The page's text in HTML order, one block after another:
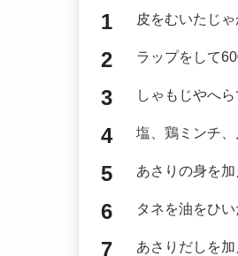
皮をむいたじ
ラップをして
しゃもじやへ
塩、鶏ミンチ、
あさりの身を
タネを油をひ
あさりだしを加